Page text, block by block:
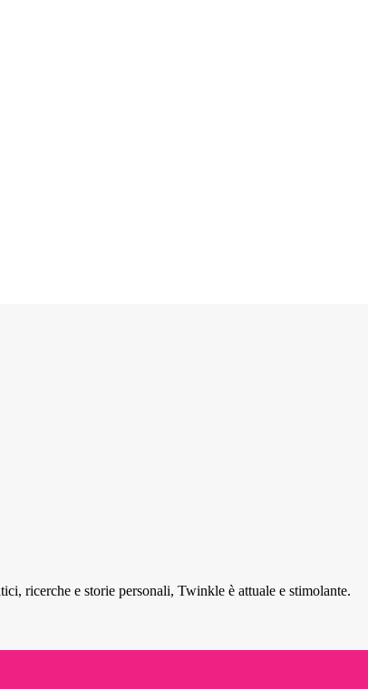
ricerche e storie personali, Twinkle è attuale e stimolante.